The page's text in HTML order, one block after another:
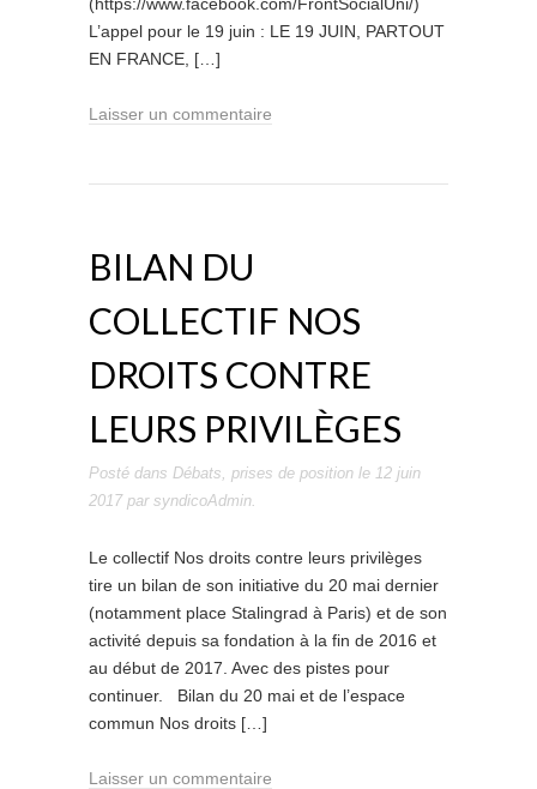
L’appel pour le 19 juin : LE 19 JUIN, PARTOUT
EN FRANCE, […]
Laisser un commentaire
BILAN DU
COLLECTIF NOS
DROITS CONTRE
LEURS PRIVILÈGES
Posté dans Débats, prises de position le 12 juin
2017par syndicoAdmin.
Le collectif Nos droits contre leurs privilèges
tire un bilan de son initiative du 20 mai dernier
(notamment place Stalingrad à Paris) et de son
activité depuis sa fondation à la fin de 2016 et
au début de 2017. Avec des pistes pour
continuer. Bilan du 20 mai et de l’espace
commun Nos droits […]
Laisser un commentaire